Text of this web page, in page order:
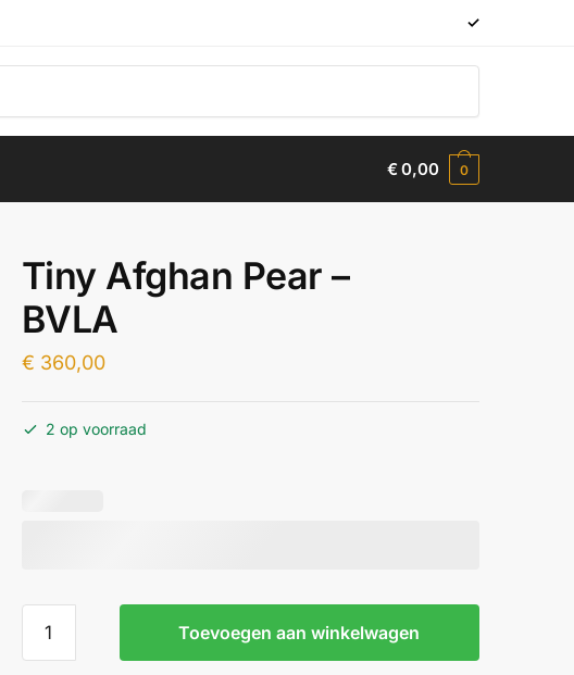
✓
€0,00 0
Tiny Afghan Pear –
BVLA
€ 360,00
2 op voorraad
Afghan
Toevoegen aan winkelwagen